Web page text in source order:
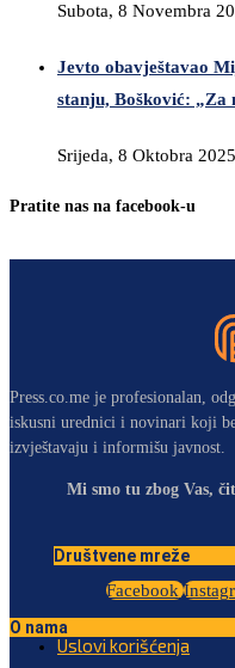
Subota, 8 Novembra
Jevto obavještavao
stanju, Bošković: „Za
Srijeda, 8 Oktobra
Pratite nas na facebook-u
Press.co.me je profesionalan,
iskusni urednici i novinari koji
izvještavaju i informišu javnost.
Mi smo tu zbog Vas,
Društvene mreže
Facebook
O nama
Uslovi korišćenja